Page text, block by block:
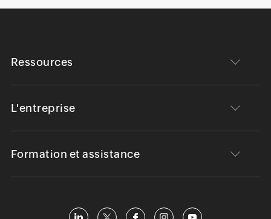
Ressources
L'entreprise
Formation et assistance